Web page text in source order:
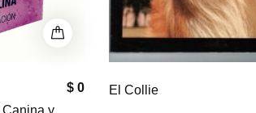
$ 29,700
Manuales de